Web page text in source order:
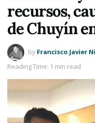
recursos,
de Chuyín
by Francisco Javier
Reading Time: 1 min read